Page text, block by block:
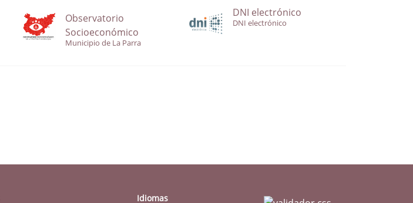
Observatorio
Socioeconómico
Municipio de La Parra
DNI electrónico
DNI electrónico
Idiomas